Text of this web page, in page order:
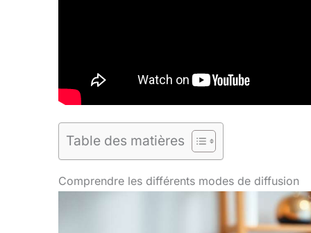
Table des matières
Comprendre les différents modes de diffusion